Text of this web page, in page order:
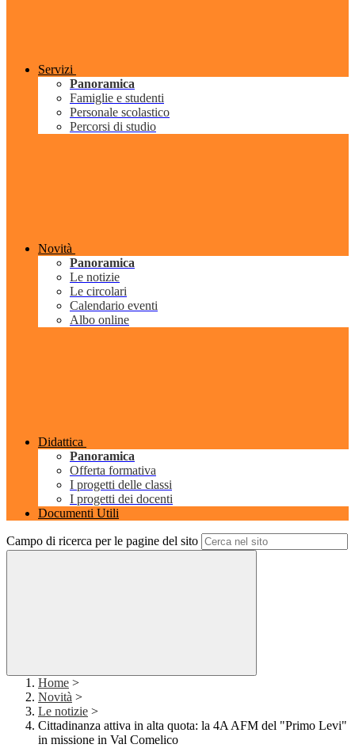
Servizi
Panoramica
Famiglie e studenti
Personale scolastico
Percorsi di studio
Novità
Panoramica
Le notizie
Le circolari
Calendario eventi
Albo online
Didattica
Panoramica
Offerta formativa
I progetti delle classi
I progetti dei docenti
Documenti Utili
Campo di ricerca per le pagine del sito
Home >
Novità >
Le notizie >
Cittadinanza attiva in alta quota: la 4A AFM del "Primo Levi"
in missione in Val Comelico